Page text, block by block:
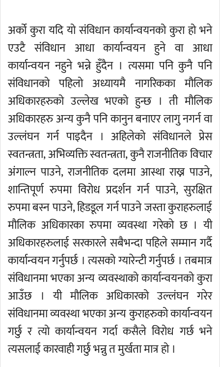
अर्को कुरा यदि यो संविधान कार्यान्वयनको कुरा हो भने
एउटै संविधान आधा कार्यान्वयन हुने वा आधा
कार्यान्वयन नहुने भन्ने हुँदैन । त्यसमा पनि कुनै पनि
संविधानको पहिलो अध्यायमै नागरिकका मौलिक
अधिकारहरुको उल्लेख भएको हुन्छ । ती मौलिक
अधिकारहरु अन्य कुनै पनि कानुन बनाएर लागु नगर्न वा
उल्लंघन गर्न पाइदैन । अहिलेको संविधानले प्रेस
स्वतन्त्रता, अभिव्यक्ति स्वतन्त्रता, कुनै राजनीतिक विचार
अंगाल्न पाउने, राजनीतिक दलमा आस्था राख्न पाउने,
शान्तिपूर्ण रुपमा विरोध प्रदर्शन गर्न पाउने, सुरक्षित
रुपमा बस्न पाउने, हिडडूल गर्न पाउने जस्ता कुराहरुलाई
मौलिक अधिकारका रुपमा व्यवस्था गरेको छ । यी
अधिकारहरुलाई सरकारले सबैभन्दा पहिले सम्मान गर्दै
कार्यान्वयन गर्नुपर्छ । त्यसको ग्यारेन्टी गर्नुपर्छ । तबमात्र
संविधानमा भएका अन्य व्यवस्थाको कार्यान्वयनको कुरा
आउँछ । यी मौलिक अधिकारको उल्लंघन गरेर
संविधानमा व्यवस्था भएका अन्य कुराहरुको कार्यान्वयन
गर्छु र त्यो कार्यान्वयन गर्दा कसैले विरोध गर्छ भने
त्यसलाई कारवाही गर्छु भन्नु त मुर्खता मात्र हो ।